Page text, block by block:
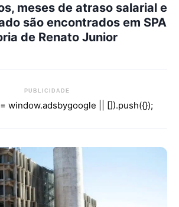
meses de atraso salarial e
são encontrados em SPA
de Renato Junior
PUBLICIDADE
window.adsbygoogle || []).push({});